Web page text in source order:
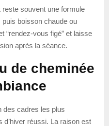
souvent une formule
boisson chaude ou
“rendez-vous figé” et laisse
après la séance.
de cheminée
des cadres les plus
réussi. La raison est